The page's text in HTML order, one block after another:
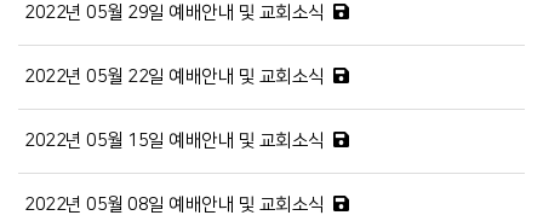
2022년 05월 29일 예배안내 및 교회소식
2022년 05월 22일 예배안내 및 교회소식
2022년 05월 15일 예배안내 및 교회소식
2022년 05월 08일 예배안내 및 교회소식